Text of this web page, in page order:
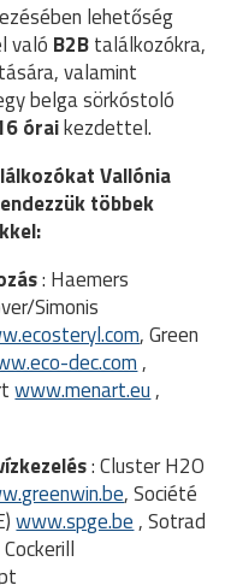
lehetőség
való B2Btalálkozókra,
valamint
belga sörkóstoló
óraikezdettel.
Vallónia
többek
: Haemers
Simonis
, Green
dec.com,
www.menart.eu,
: Cluster H2O
, Société
www.spge.be, Sotrad
Cockerill